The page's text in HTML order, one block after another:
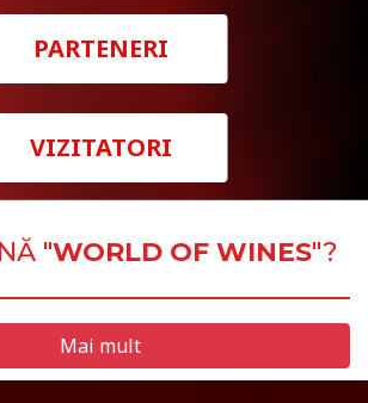
PARTENERI
VIZITATORI
"WORLD OF WINES"?
Mai mult